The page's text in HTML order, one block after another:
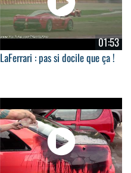
01:53
LaFerrari : pas si docile que ça !